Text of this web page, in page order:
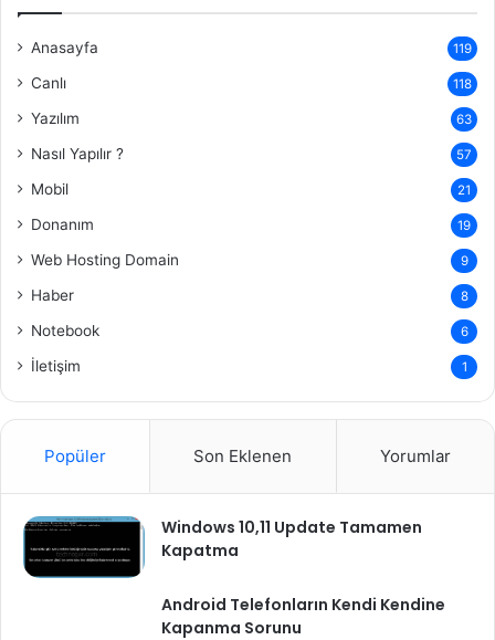
Anasayfa 119
Canlı 118
Yazılım 63
Nasıl Yapılır ? 57
Mobil 21
Donanım 19
Web Hosting Domain 9
Haber 8
Notebook 6
İletişim 1
Popüler Son Eklenen Yorumlar
Windows 10,11 Update Tamamen
Kapatma
Android Telefonların Kendi Kendine
Kapanma Sorunu